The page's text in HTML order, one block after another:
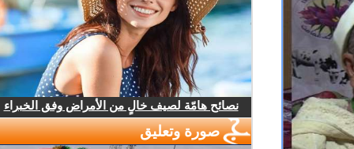
نصائح هامّة لصيف خالٍ من الأمراض وفق الخبراء
صورة وتعليق